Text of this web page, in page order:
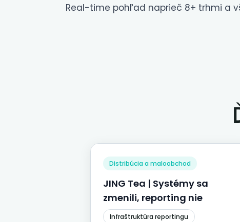
Real-time pohľad naprieč 8+ trhmi a
Distribúcia a maloobchod
JING Tea | Systémy sa
zmenili, reporting nie
Infraštruktúra reportingu